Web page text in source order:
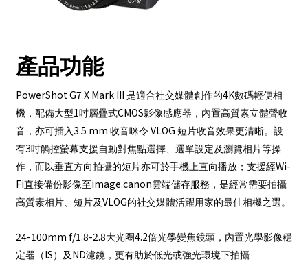
產品功能
PowerShot G7 X Mark III 是適合社交媒體創作的4K數碼輕便相
機，配備大型1吋層疊式CMOS影像感應器，內置高質素立體聲收
音，亦可插入 3.5 mm 收音咪令 VLOG 短片收音效果更清晰。設
有3吋觸控螢幕支援自動對焦點選擇、選單設定及瀏覽相片等操
作，而以垂直方向拍攝的短片亦可於手機上直向播放；支援經Wi-
Fi直接備份影像至 image.canon雲端儲存服務，是經常需要拍攝
高質素相片、短片及VLOG的社交媒體活躍用家的最佳相機之選。
24-100mm f/1.8-2.8大光圈4.2倍光學變焦鏡頭，內置光學影像穩
定器（ IS ）及 ND濾鏡，更有助於低光或強光環境下拍攝